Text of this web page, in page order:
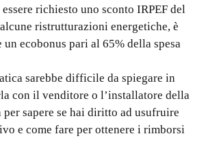
richiesto uno sconto IRPEF del
ristrutturazioni energetiche, è
ecobonus pari al 65% della spesa
sarebbe difficile da spiegare in
con il venditore o l’installatore della
per sapere se hai diritto ad usufruire
e come fare per ottenere i rimborsi